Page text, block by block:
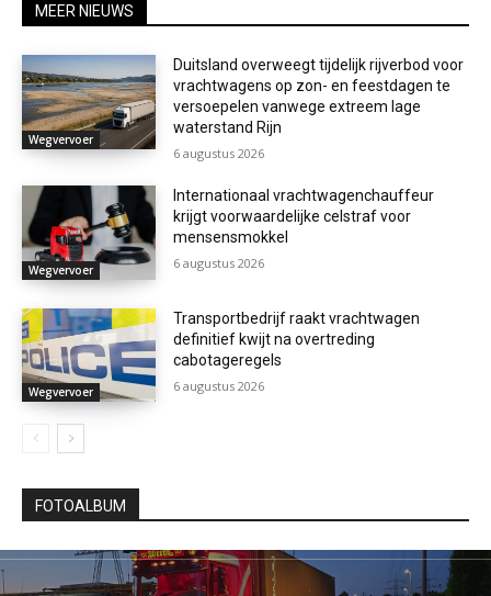
MEER NIEUWS
Wegvervoer
Duitsland overweegt tijdelijk rijverbod voor
vrachtwagens op zon- en feestdagen te
versoepelen vanwege extreem lage
waterstand Rijn
6 augustus 2026
Wegvervoer
Internationaal vrachtwagenchauffeur
krijgt voorwaardelijke celstraf voor
mensensmokkel
6 augustus 2026
Wegvervoer
Transportbedrijf raakt vrachtwagen
definitief kwijt na overtreding
cabotageregels
6 augustus 2026
FOTOALBUM